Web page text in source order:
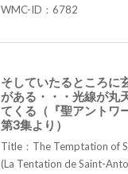
WMC-ID：6782
そしていたるところに
がある・・・光線が丸
てくる（『聖アントワ
第3集より）
Title：The Temptation of
(La Tentation de Saint-